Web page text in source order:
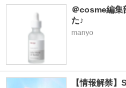
＠cosme編集
た♪
manyo
【情報解禁